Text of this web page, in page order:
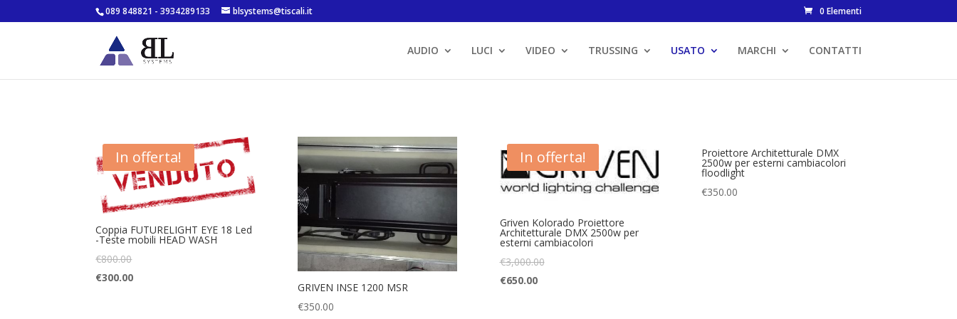
089 848821 - 3934289133 blsystems@tiscali.it 0 Elementi
AUDIO LUCI VIDEO TRUSSING USATO MARCHI CONTATTI
In offerta!
Coppia FUTURELIGHT EYE 18 Led
-Teste mobili HEAD WASH
€800.00
€300.00
GRIVEN INSE 1200 MSR
€350.00
In offerta!
Griven Kolorado Proiettore
Architetturale DMX 2500w per
esterni cambiacolori
€3,000.00
€650.00
Proiettore Architetturale DMX
2500w per esterni cambiacolori
floodlight
€350.00